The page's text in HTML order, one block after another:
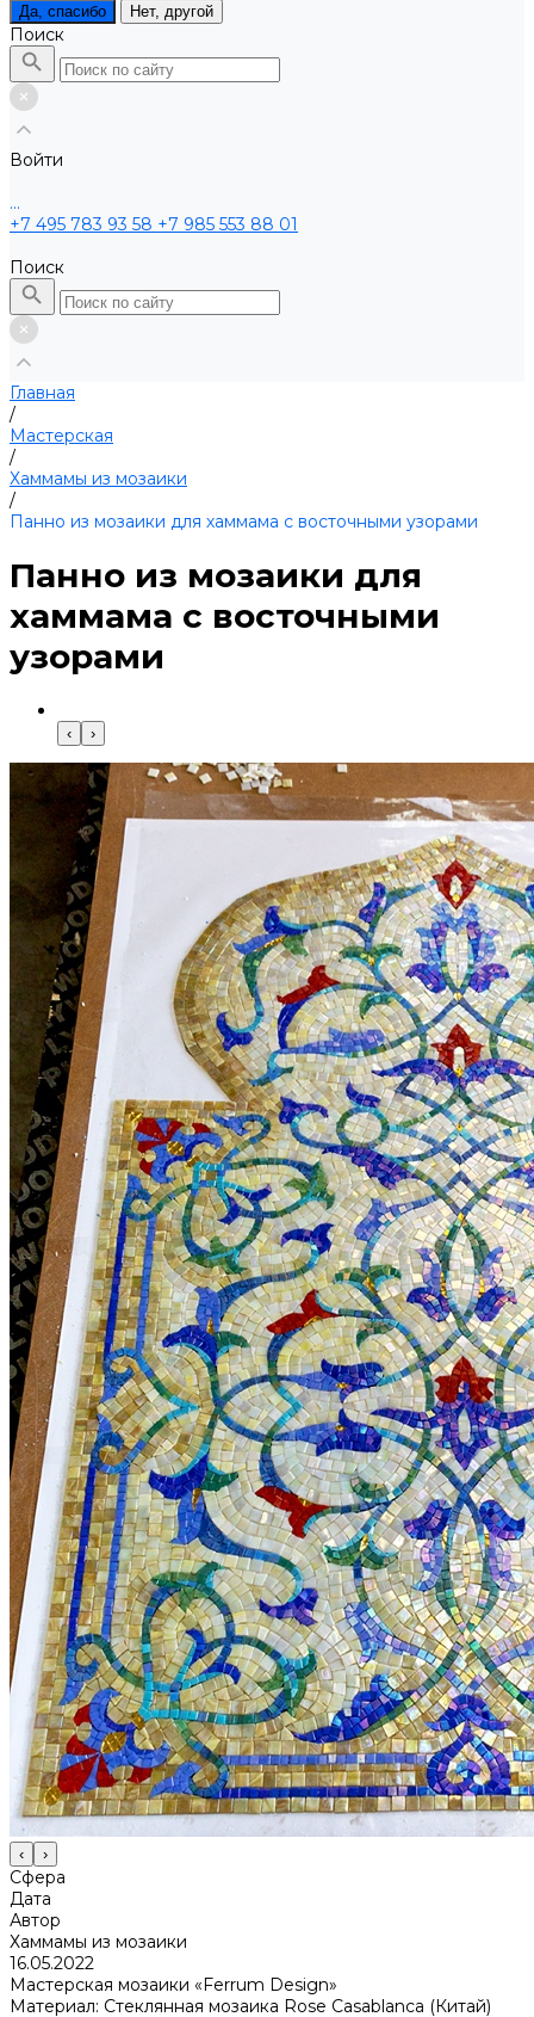
Да, спасибо Нет, другой
Поиск
Войти
...
+7 495 783 93 58 +7 985 553 88 01
Поиск
Главная
/
Мастерская
/
Хаммамы из мозаики
/
Панно из мозаики для хаммама с восточными узорами
Панно из мозаики для
хаммама с восточными
узорами
‹ ›
‹ ›
Сфера
Дата
Автор
Хаммамы из мозаики
16.05.2022
Мастерская мозаики «Ferrum Design»
Материал: Стеклянная мозаика Rose Casablanca (Китай)